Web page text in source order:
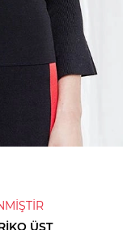
ÜST